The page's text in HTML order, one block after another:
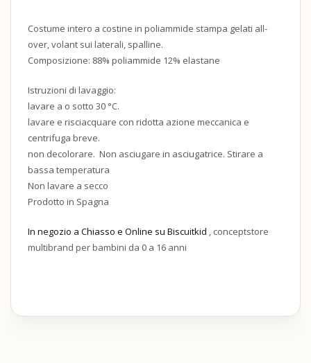
Costume intero a costine in poliammide stampa gelati all-
over, volant sui laterali, spalline.
Composizione: 88% poliammide 12% elastane
Istruzioni di lavaggio:
lavare a o sotto 30 °C.
lavare e risciacquare con ridotta azione meccanica e
centrifuga breve.
non decolorare. Non asciugare in asciugatrice. Stirare a
bassa temperatura
Non lavare a secco
Prodotto in Spagna
In negozio a Chiasso e Online su Biscuitkid , conceptstore
multibrand per bambini da 0 a 16 anni